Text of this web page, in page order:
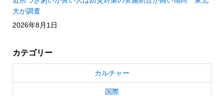
大が調査
2026年8月1日
カテゴリー
カルチャー
国際